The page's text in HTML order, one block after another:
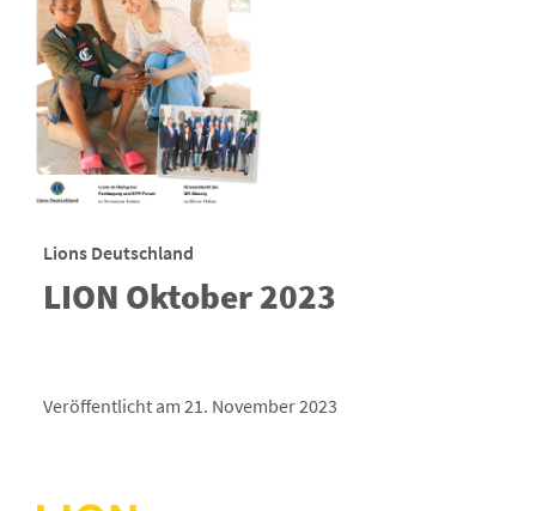
Lions Deutschland
LION Oktober 2023
Veröffentlicht am 21. November 2023